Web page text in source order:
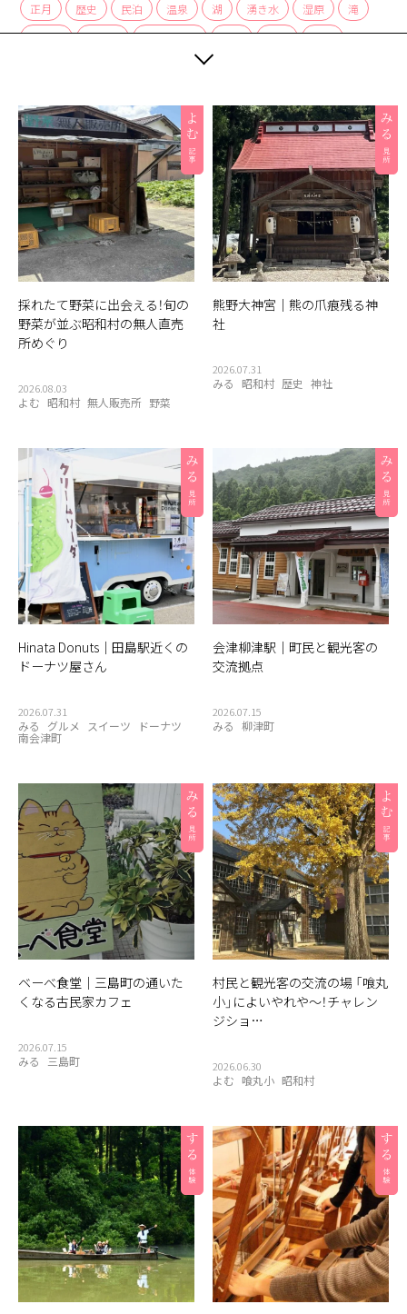
正月
歴史 民泊 温泉 湖 湧き水 湿原
滝
炭酸水
炭酸泉 無人販売所 着物 神社
紅茶
編み組み細工
観光案内所
観光物産協会 豆腐 赤カボチャ
足湯
道の駅
郵便局 重要文化財 野菜 釣り
銀行
集落
雑貨 霧幻峡 霧幻峡の渡し 風景
食堂
飲食店
餅
採れたて野菜に出会える！旬の
野菜が並ぶ昭和村の無人直売
所めぐり
2026.08.03
よむ 昭和村 無人販売所 野菜
熊野大神宮｜熊の爪痕残る神
社
2026.07.31
みる 昭和村 歴史 神社
Hinata Donuts｜田島駅近くの
ドーナツ屋さん
2026.07.31
みる グルメ スイーツ ドーナツ
南会津町
会津柳津駅｜町民と観光客の
交流拠点
2026.07.15
みる 柳津町
ベーべ食堂｜三島町の通いた
くなる古民家カフェ
2026.07.15
みる 三島町
村民と観光客の交流の場 「喰丸
小」によいやれや〜！チャレン
ジショ…
2026.06.30
よむ 喰丸小 昭和村